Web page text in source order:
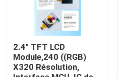
Maison
2.4" TFT LCD
Module,240 ((RGB)
X320 Résolution,